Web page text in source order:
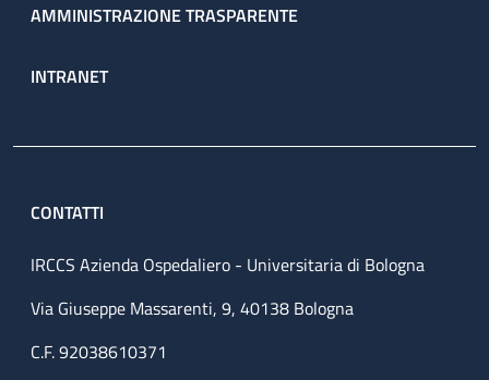
AMMINISTRAZIONE TRASPARENTE
INTRANET
CONTATTI
IRCCS Azienda Ospedaliero - Universitaria di Bologna
Via Giuseppe Massarenti, 9, 40138 Bologna
C.F. 92038610371